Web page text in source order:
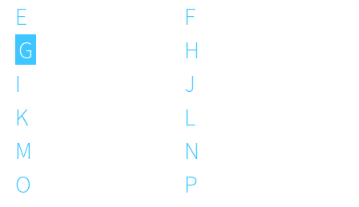
E
F
G
H
I
J
K
L
M
N
O
P